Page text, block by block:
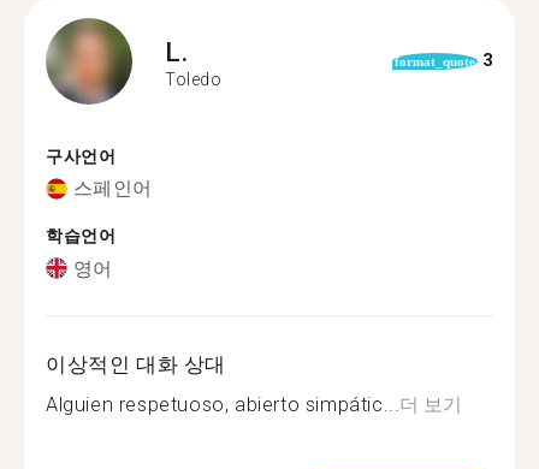
L.
Toledo
format_quote 3
구사언어
스페인어
학습언어
영어
이상적인 대화 상대
Alguien respetuoso, abierto simpátic... 더 보기